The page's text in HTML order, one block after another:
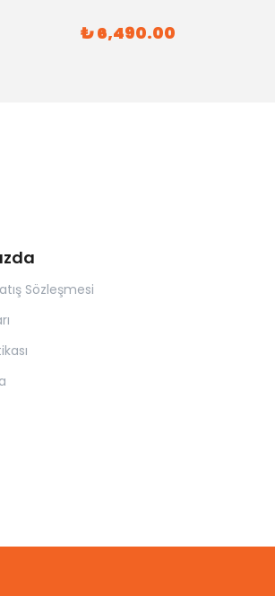
₺ 6,490.00
Sözleşmesi